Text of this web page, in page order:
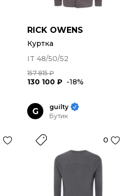
RICK OWENS
Куртка
IT 48/50/52
157 815 ₽
130 100 ₽ -18%
G
guilty
Бутик
0